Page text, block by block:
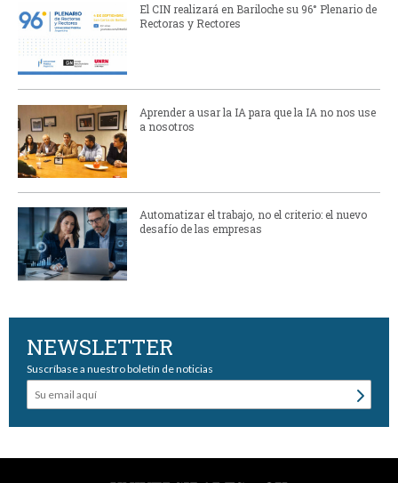
El CIN realizará en Bariloche su 96° Plenario de
Rectoras y Rectores
Aprender a usar la IA para que la IA no nos use
a nosotros
Automatizar el trabajo, no el criterio: el nuevo
desafío de las empresas
NEWSLETTER
Suscríbase a nuestro boletín de noticias